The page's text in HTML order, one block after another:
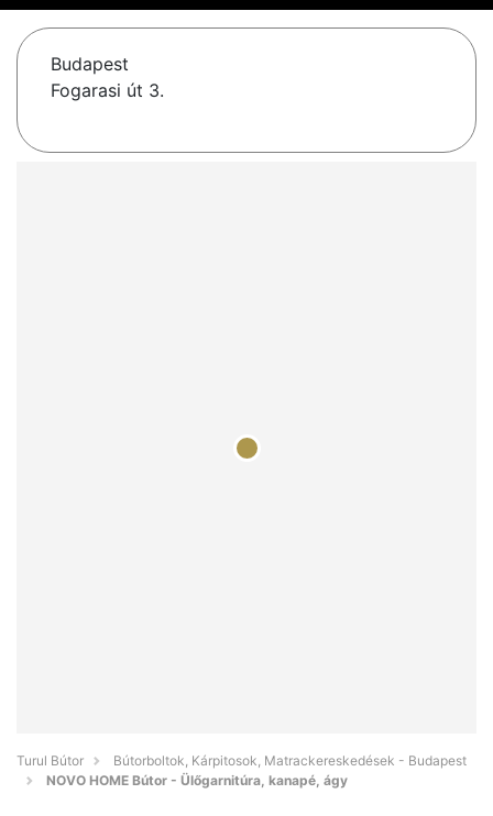
Budapest
Fogarasi út 3.
Turul Bútor
Bútorboltok, Kárpitosok, Matrackereskedések - Budapest
NOVO HOME Bútor - Ülőgarnitúra, kanapé, ágy